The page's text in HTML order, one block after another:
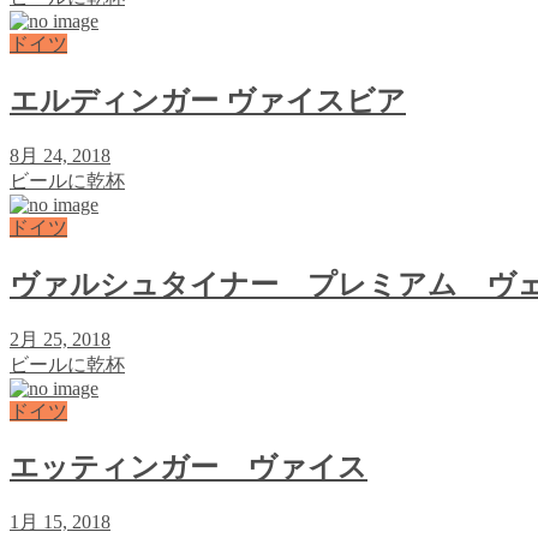
ドイツ
エルディンガー ヴァイスビア
8月 24, 2018
ビールに乾杯
ドイツ
ヴァルシュタイナー プレミアム ヴ
2月 25, 2018
ビールに乾杯
ドイツ
エッティンガー ヴァイス
1月 15, 2018